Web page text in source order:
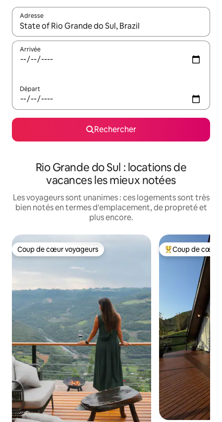
Adresse
Lorsque les résultats s'affichent, utilisez les flèches vers le
Arrivée
Départ
Rechercher
Rio Grande do Sul : locations de
vacances les mieux notées
Les voyageurs sont unanimes : ces logements sont très
bien notés en termes d'emplacement, de propreté et
plus encore.
Coup de cœur voyageurs
Coup de cœur voyageurs Coups de cœur
Coup de cœur